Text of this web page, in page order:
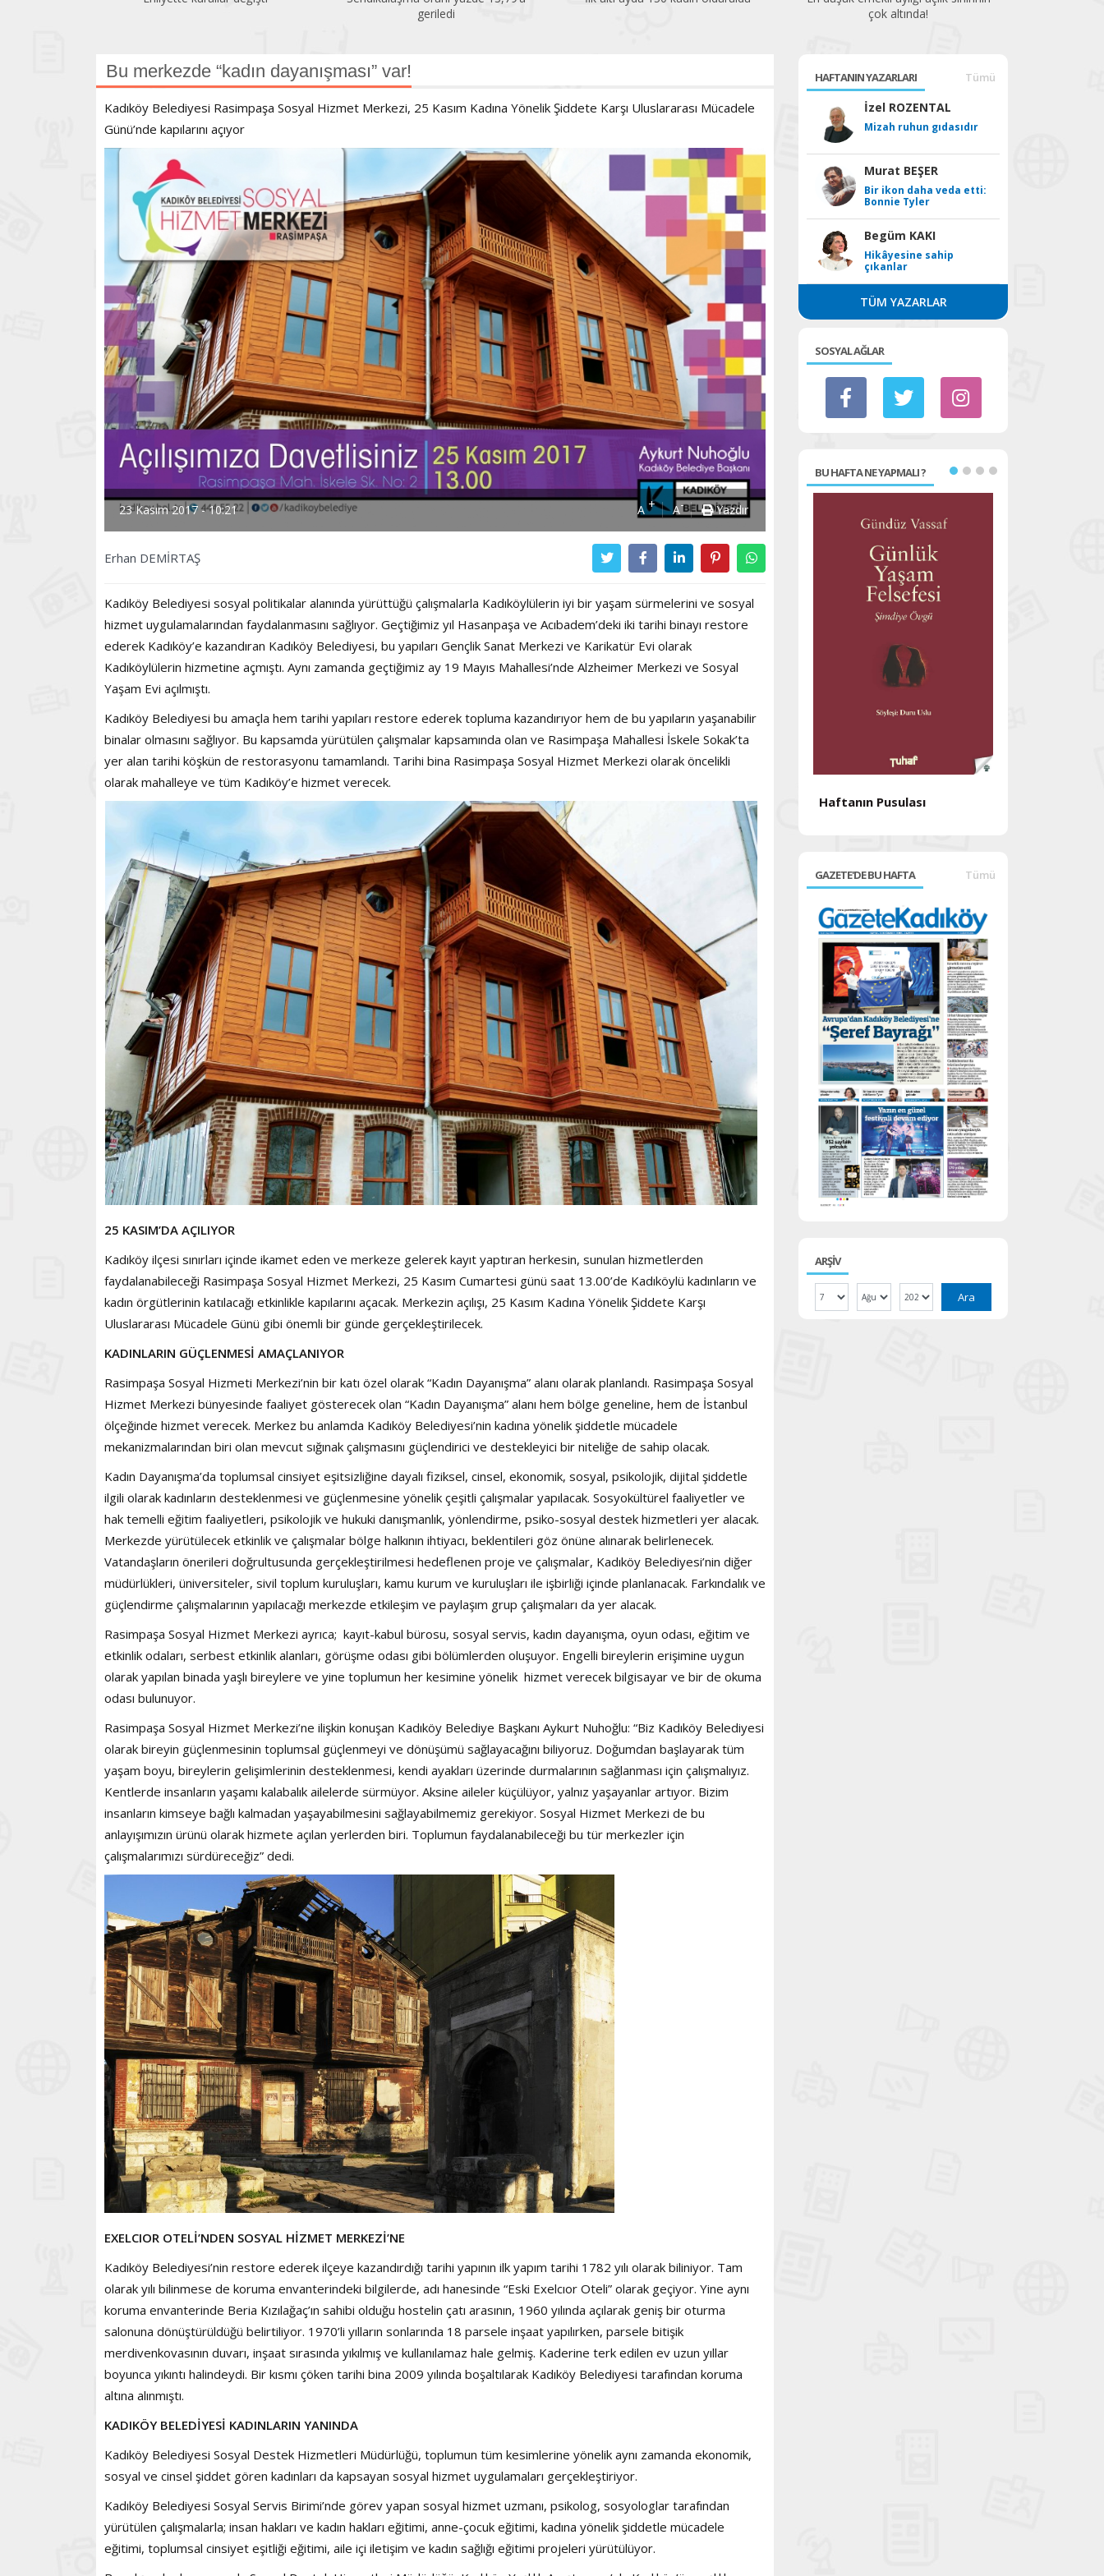
Bu merkezde “kadın dayanışması” var!
Kadıköy Belediyesi Rasimpaşa Sosyal Hizmet Merkezi, 25 Kasım Kadına Yönelik Şiddete Karşı Uluslararası Mücadele
Günü’nde kapılarını açıyor
23 Kasım 2017 - 10:21 A+ A- Yazdır
Erhan DEMİRTAŞ
Kadıköy Belediyesi sosyal politikalar alanında yürüttüğü çalışmalarla Kadıköylülerin iyi bir yaşam sürmelerini ve sosyal
hizmet uygulamalarından faydalanmasını sağlıyor. Geçtiğimiz yıl Hasanpaşa ve Acıbadem’deki iki tarihi binayı restore
ederek Kadıköy’e kazandıran Kadıköy Belediyesi, bu yapıları Gençlik Sanat Merkezi ve Karikatür Evi olarak
Kadıköylülerin hizmetine açmıştı. Aynı zamanda geçtiğimiz ay 19 Mayıs Mahallesi’nde Alzheimer Merkezi ve Sosyal
Yaşam Evi açılmıştı.
Kadıköy Belediyesi bu amaçla hem tarihi yapıları restore ederek topluma kazandırıyor hem de bu yapıların yaşanabilir
binalar olmasını sağlıyor. Bu kapsamda yürütülen çalışmalar kapsamında olan ve Rasimpaşa Mahallesi İskele Sokak’ta
yer alan tarihi köşkün de restorasyonu tamamlandı. Tarihi bina Rasimpaşa Sosyal Hizmet Merkezi olarak öncelikli
olarak mahalleye ve tüm Kadıköy’e hizmet verecek.
25 KASIM’DA AÇILIYOR
Kadıköy ilçesi sınırları içinde ikamet eden ve merkeze gelerek kayıt yaptıran herkesin, sunulan hizmetlerden
faydalanabileceği Rasimpaşa Sosyal Hizmet Merkezi, 25 Kasım Cumartesi günü saat 13.00’de Kadıköylü kadınların ve
kadın örgütlerinin katılacağı etkinlikle kapılarını açacak. Merkezin açılışı, 25 Kasım Kadına Yönelik Şiddete Karşı
Uluslararası Mücadele Günü gibi önemli bir günde gerçekleştirilecek.
KADINLARIN GÜÇLENMESİ AMAÇLANIYOR
Rasimpaşa Sosyal Hizmeti Merkezi’nin bir katı özel olarak “Kadın Dayanışma” alanı olarak planlandı. Rasimpaşa Sosyal
Hizmet Merkezi bünyesinde faaliyet gösterecek olan “Kadın Dayanışma” alanı hem bölge geneline, hem de İstanbul
ölçeğinde hizmet verecek. Merkez bu anlamda Kadıköy Belediyesi’nin kadına yönelik şiddetle mücadele
mekanizmalarından biri olan mevcut sığınak çalışmasını güçlendirici ve destekleyici bir niteliğe de sahip olacak.
Kadın Dayanışma’da toplumsal cinsiyet eşitsizliğine dayalı fiziksel, cinsel, ekonomik, sosyal, psikolojik, dijital şiddetle
ilgili olarak kadınların desteklenmesi ve güçlenmesine yönelik çeşitli çalışmalar yapılacak. Sosyokültürel faaliyetler ve
hak temelli eğitim faaliyetleri, psikolojik ve hukuki danışmanlık, yönlendirme, psiko-sosyal destek hizmetleri yer alacak.
Merkezde yürütülecek etkinlik ve çalışmalar bölge halkının ihtiyacı, beklentileri göz önüne alınarak belirlenecek.
Vatandaşların önerileri doğrultusunda gerçekleştirilmesi hedeflenen proje ve çalışmalar, Kadıköy Belediyesi’nin diğer
müdürlükleri, üniversiteler, sivil toplum kuruluşları, kamu kurum ve kuruluşları ile işbirliği içinde planlanacak. Farkındalık ve
güçlendirme çalışmalarının yapılacağı merkezde etkileşim ve paylaşım grup çalışmaları da yer alacak.
Rasimpaşa Sosyal Hizmet Merkezi ayrıca; kayıt-kabul bürosu, sosyal servis, kadın dayanışma, oyun odası, eğitim ve
etkinlik odaları, serbest etkinlik alanları, görüşme odası gibi bölümlerden oluşuyor. Engelli bireylerin erişimine uygun
olarak yapılan binada yaşlı bireylere ve yine toplumun her kesimine yönelik hizmet verecek bilgisayar ve bir de okuma
odası bulunuyor.
Rasimpaşa Sosyal Hizmet Merkezi’ne ilişkin konuşan Kadıköy Belediye Başkanı Aykurt Nuhoğlu: “Biz Kadıköy Belediyesi
olarak bireyin güçlenmesinin toplumsal güçlenmeyi ve dönüşümü sağlayacağını biliyoruz. Doğumdan başlayarak tüm
yaşam boyu, bireylerin gelişimlerinin desteklenmesi, kendi ayakları üzerinde durmalarının sağlanması için çalışmalıyız.
Kentlerde insanların yaşamı kalabalık ailelerde sürmüyor. Aksine aileler küçülüyor, yalnız yaşayanlar artıyor. Bizim
insanların kimseye bağlı kalmadan yaşayabilmesini sağlayabilmemiz gerekiyor. Sosyal Hizmet Merkezi de bu
anlayışımızın ürünü olarak hizmete açılan yerlerden biri. Toplumun faydalanabileceği bu tür merkezler için
çalışmalarımızı sürdüreceğiz” dedi.
EXELCIOR OTELİ’NDEN SOSYAL HİZMET MERKEZİ’NE
Kadıköy Belediyesi’nin restore ederek ilçeye kazandırdığı tarihi yapının ilk yapım tarihi 1782 yılı olarak biliniyor. Tam
olarak yılı bilinmese de koruma envanterindeki bilgilerde, adı hanesinde “Eski Exelcıor Oteli” olarak geçiyor. Yine aynı
koruma envanterinde Beria Kızılağaç’ın sahibi olduğu hostelin çatı arasının, 1960 yılında açılarak geniş bir oturma
salonuna dönüştürüldüğü belirtiliyor. 1970’li yılların sonlarında 18 parsele inşaat yapılırken, parsele bitişik
merdivenkovasının duvarı, inşaat sırasında yıkılmış ve kullanılamaz hale gelmiş. Kaderine terk edilen ev uzun yıllar
boyunca yıkıntı halindeydi. Bir kısmı çöken tarihi bina 2009 yılında boşaltılarak Kadıköy Belediyesi tarafından koruma
altına alınmıştı.
KADIKÖY BELEDİYESİ KADINLARIN YANINDA
Kadıköy Belediyesi Sosyal Destek Hizmetleri Müdürlüğü, toplumun tüm kesimlerine yönelik aynı zamanda ekonomik,
sosyal ve cinsel şiddet gören kadınları da kapsayan sosyal hizmet uygulamaları gerçekleştiriyor.
Kadıköy Belediyesi Sosyal Servis Birimi’nde görev yapan sosyal hizmet uzmanı, psikolog, sosyologlar tarafından
yürütülen çalışmalarla; insan hakları ve kadın hakları eğitimi, anne-çocuk eğitimi, kadına yönelik şiddetle mücadele
eğitimi, toplumsal cinsiyet eşitliği eğitimi, aile içi iletişim ve kadın sağlığı eğitimi projeleri yürütülüyor.
HAFTANIN YAZARLARI Tümü
İzel ROZENTAL
Mizah ruhun gıdasıdır
Murat BEŞER
Bir ikon daha veda etti:
Bonnie Tyler
Begüm KAKI
Hikâyesine sahip
çıkanlar
TÜM YAZARLAR
SOSYAL AĞLAR
BU HAFTA NE YAPMALI ?
Haftanın Pusulası
GAZETE'DE BU HAFTA Tümü
ARŞİV
Ara